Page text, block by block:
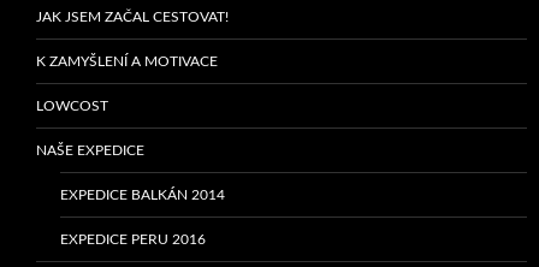
JAK JSEM ZAČAL CESTOVAT!
K ZAMYŠLENÍ A MOTIVACE
LOWCOST
NAŠE EXPEDICE
EXPEDICE BALKÁN 2014
EXPEDICE PERU 2016